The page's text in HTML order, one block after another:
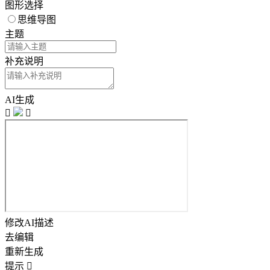
图形选择
思维导图
主题
补充说明
AI生成


修改AI描述
去编辑
重新生成
提示 